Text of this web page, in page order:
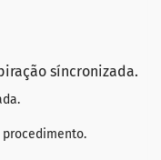
síncronizada.